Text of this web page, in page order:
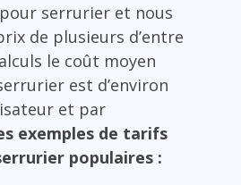
serrurier et nous
de plusieurs d’entre
le coût moyen
est d’environ
et par
exemples de tarifs
populaires :